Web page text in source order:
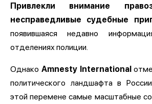
Привлекли внимание
несправедливые судебные
появившаяся недавно
отделениях полиции.
Однако Amnesty International
политического ландшафта в
этой перемене самые масштабные